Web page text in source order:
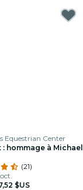
Equestrian Center
hommage à Michael
(21)
$US